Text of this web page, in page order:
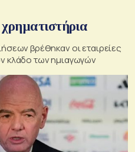
βρέθηκαν οι εταιρείες
κλάδο των ημιαγωγών